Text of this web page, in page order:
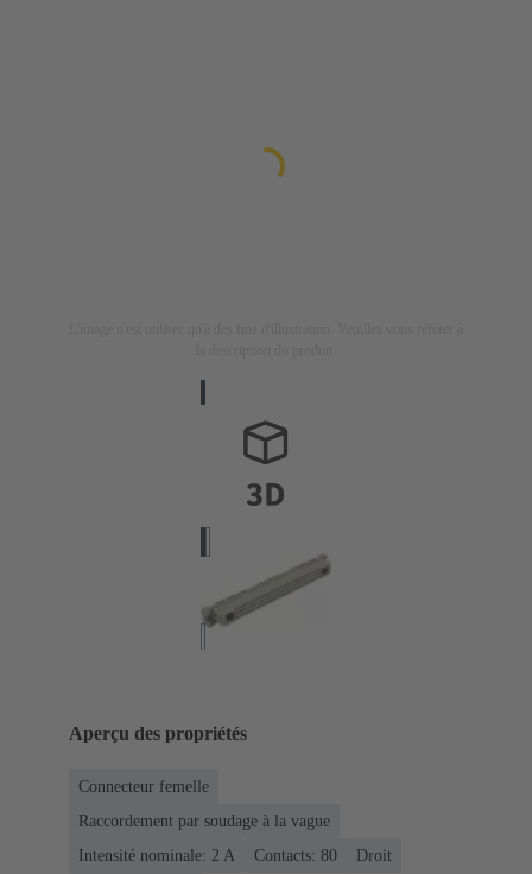
Aperçu des propriétés
Connecteur femelle
Raccordement par soudage à la vague
Intensité nominale: ‌2 A
Contacts: 80
Droit